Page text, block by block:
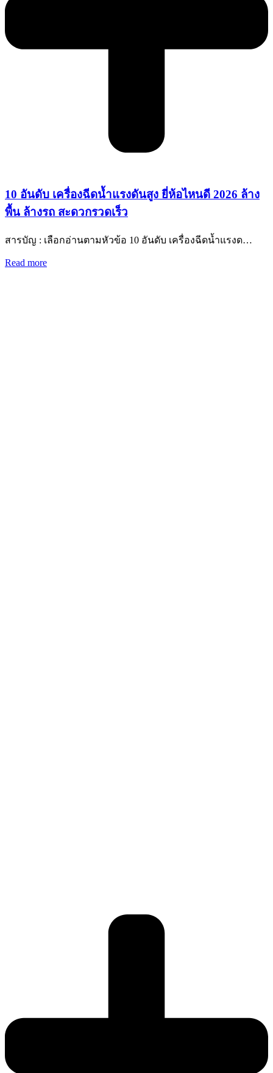
10 อันดับ เครื่องฉีดน้ำแรงดันสูง ยี่ห้อไหนดี 2026 ล้าง
พื้น ล้างรถ สะดวกรวดเร็ว
สารบัญ : เลือกอ่านตามหัวข้อ 10 อันดับ เครื่องฉีดน้ำแรงด…
Read more